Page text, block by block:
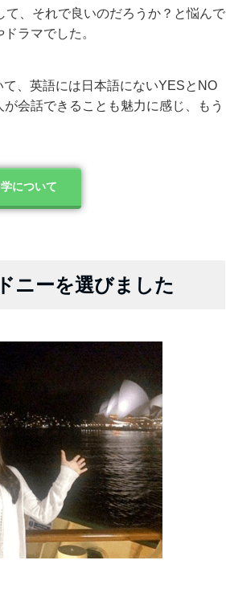
、それで良いのだろうか？と悩んで
ラマでした。
、英語には日本語にないYESとNO
会話できることも魅力に感じ、もう
について
ニーを選びました